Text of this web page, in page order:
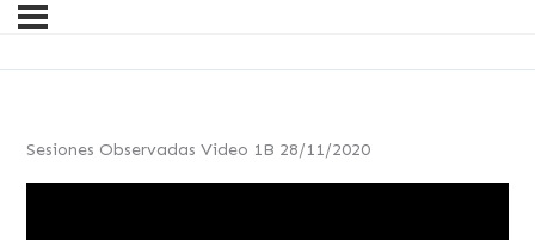
Sesiones Observadas Video 1B 28/11/2020